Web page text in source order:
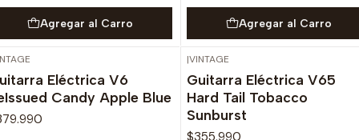
Agregar al Carro Agregar al Carro
Eléctrica V6
Candy Apple Blue
|VINTAGE
Guitarra Eléctrica V65
Hard Tail Tobacco
Sunburst
$355.990